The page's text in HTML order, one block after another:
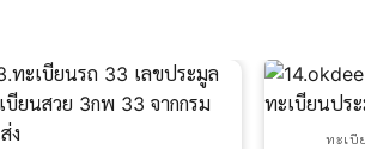
ทะเบี